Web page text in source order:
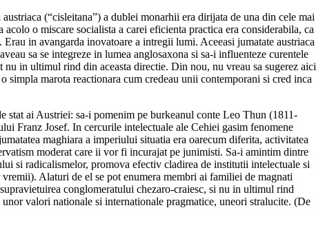
(“cisleitana”) a dublei monarhii era dirijata de una din cele mai
o miscare socialista a carei eficienta practica era considerabila, ca
in avangarda inovatoare a intregii lumi. Aceeasi jumatate austriaca
sa se integreze in lumea anglosaxona si sa-i influenteze curentele
in ultimul rind din aceasta directie. Din nou, nu vreau sa sugerez aici
simpla marota reactionara cum credeau unii contemporani si cred inca
stat ai Austriei: sa-i pomenim pe burkeanul conte Leo Thun (1811-
Franz Josef. In cercurile intelectuale ale Cehiei gasim fenomene
maghiara a imperiului situatia era oarecum diferita, activitatea
moderat care ii vor fi incurajat pe junimisti. Sa-i amintim dintre
si radicalismelor, promova efectiv cladirea de institutii intelectuale si
Alaturi de el se pot enumera membri ai familiei de magnati
conglomeratului chezaro-craiesc, si nu in ultimul rind
valori nationale si internationale pragmatice, uneori stralucite. (De